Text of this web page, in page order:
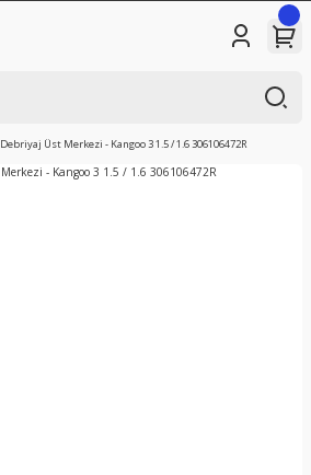
Debriyaj Üst Merkezi - Kangoo 3 1.5 / 1.6 306106472R